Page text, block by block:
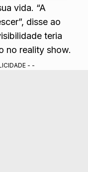
vida. “A
disse ao
teria
no reality show.
- -